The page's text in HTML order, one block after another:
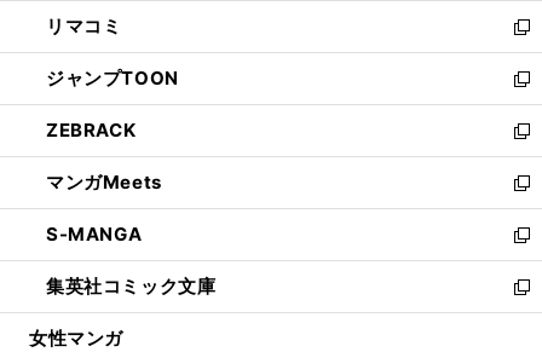
で
開
く
ド
ウ
で
開
く
ィ
ン
ド
ウ
で
開
く
し
い
ウ
ィ
ン
ド
ウ
で
開
く
リマコミ
新
し
い
ウ
ィ
ン
ド
ウ
で
開
く
ジャンプTOON
新
し
い
ウ
ィ
ン
ド
ウ
で
開
ZEBRACK
新
し
い
ウ
ィ
ン
ド
ウ
マンガMeets
新
し
い
ウ
ィ
ン
S-MANGA
新
し
い
ウ
集英社コミック文庫
新
し
女性マンガ